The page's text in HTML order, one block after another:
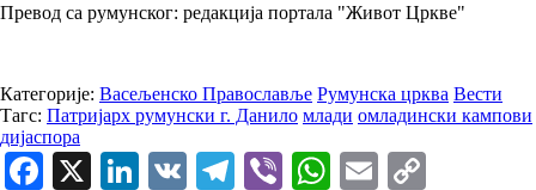
Превод са румунског: редакција портала "Живот Цркве"
Категорије: Васељенско Православље Румунска црква Вести
Тагс: Патријарх румунски г. Данило млади омладински кампови
дијаспора
Facebook
X LinkedIn
VK Telegram
ViberWhatsApp
Email